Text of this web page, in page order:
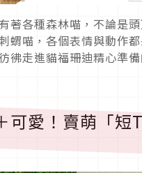
著各種森林喵，不論是
蝟喵，各個表情與動作
彿走進貓福珊迪精心準
可愛！賣萌「